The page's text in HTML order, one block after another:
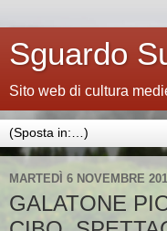
Sguardo
Sito web di cultura
MARTEDÌ 6 NOVEMBRE
GALATONE